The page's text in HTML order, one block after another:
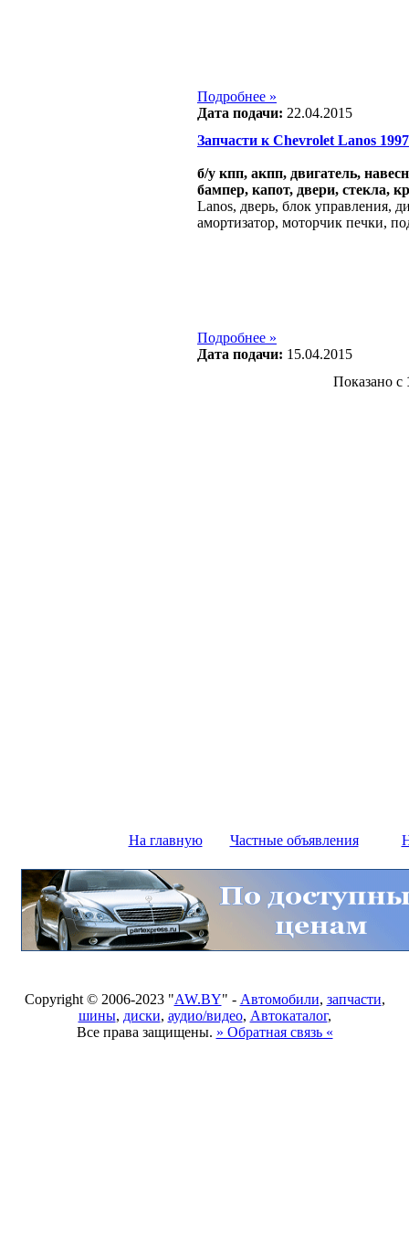
Подробнее »
Дата подачи: 22.04.2015
Запчасти к Chevrolet Lanos
б/у кпп, акпп, двигатель,
бампер, капот, двери, стекла,
Lanos, дверь, блок управления,
амортизатор, моторчик печки,
Подробнее »
Дата подачи: 15.04.2015
Показано с
На главную Частные объявления
Copyright © 2006-2023 "AW.BY" - Автомобили, запчасти,
шины, диски, аудио/видео, Автокаталог,
Все права защищены. » Обратная связь «